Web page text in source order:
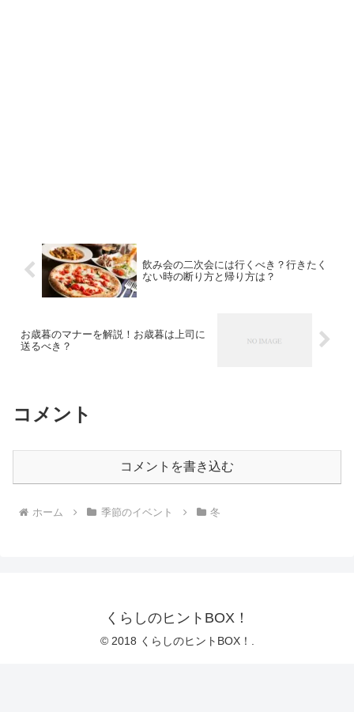
飲み会の二次会には行くべき？行きたく
ない時の断り方と帰り方は？
お歳暮のマナーを解説！お歳暮は上司に
送るべき？
コメント
コメントを書き込む
ホーム 季節のイベント 冬
くらしのヒントBOX！
© 2018 くらしのヒントBOX！.